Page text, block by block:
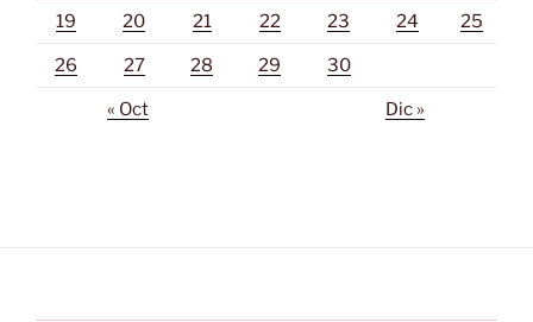
19 20 21 22 23 24 25
26 27 28 29 30
« Oct Dic »